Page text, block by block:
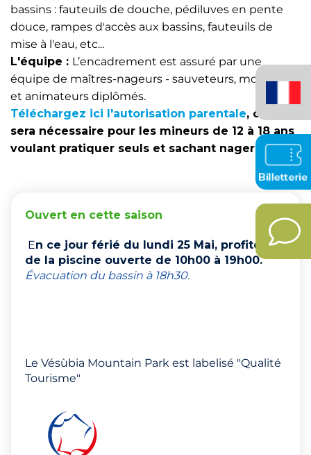
bassins : fauteuils de douche, pédiluves en pente
douce, rampes d'accès aux bassins, fauteuils de
mise à l'eau, etc...
L'équipe : L’encadrement est assuré par une
équipe de maîtres-nageurs - sauveteurs, moniteurs
et animateurs diplômés.
Téléchargez ici l'autorisation parentale, celle-ci
sera nécessaire pour les mineurs de 12 à 18 ans
voulant pratiquer seuls et sachant nager.
Ouvert en cette saison
En ce jour férié du lundi 25 Mai, profitez
de la piscine ouverte de 10h00 à 19h00.
Évacuation du bassin à 18h30.
Le Vésùbia Mountain Park est labelisé "Qualité
Tourisme"